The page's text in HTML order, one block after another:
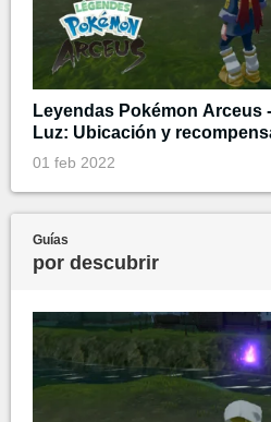
Leyendas Pokémon Arceus
Luz: Ubicación y
01 feb 2022
Guías
por descubrir